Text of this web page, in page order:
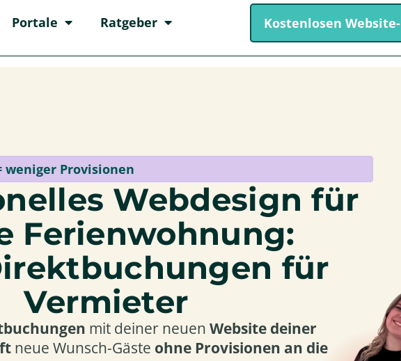
Portale Ratgeber Kostenlosen
Provisionen
Webdesign für
Ferien­wohnung:
für
Vermieter
mit deiner neuenWebsite deiner
neue Wunsch-Gäste ohne Provisionen an die